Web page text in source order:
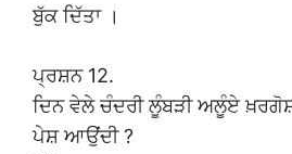
ਬੁੱਕ ਦਿੱਤਾ ।
ਪ੍ਰਸ਼ਨ 12.
ਦਿਨ ਵੇਲੇ ਚੰਦਰੀ ਲੂੰਬੜੀ ਅਲੂੰਏ
ਪੇਸ਼ ਆਉਂਦੀ ?